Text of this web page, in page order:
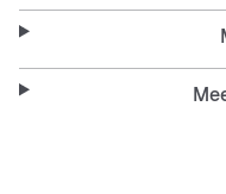
Rise petten hebben
een hoog design.
Met de gespsluiting
Geborduurde oogjes